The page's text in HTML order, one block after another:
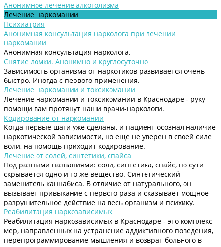
Анонимное лечение алкоголизма
Лечение наркомании
Психиатрия
Анонимная консультация нарколога при лечении
наркомании
Анонимная консультация нарколога.
Снятие ломки. Анонимно и круглосуточно
Зависимость организма от наркотиков развивается очень
быстро. Иногда с первого применения.
Лечение наркомании и токсикомании
Лечение наркомании и токсикомании в Краснодаре - руку
помощи вам протянут наши врачи-наркологи.
Кодирование от наркомании
Когда первые шаги уже сделаны, и пациент осознал наличие
наркотической зависимости, но еще не уверен в своей силе
воли, на помощь приходит кодирование.
Лечение от солей, синтетики, спайса
Под разными названиями: соли, синтетика, спайс, по сути
скрывается одно и то же вещество. Синтетический
заменитель каннабиса. В отличие от натурального, он
вызывает привыкание с первого раза и оказывает мощное
разрушительное действие на весь организм и психику.
Реабилитация наркозависимых
Реабилитация наркозависимых в Краснодаре - это комплекс
мер, направленных на устранение аддиктивного поведения,
перепрограммирование мышления и возврат больного в